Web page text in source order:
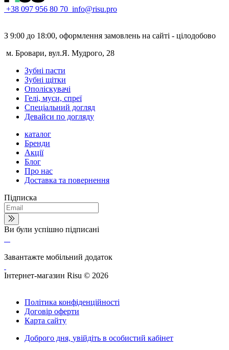
+38 097 956 80 70 info@risu.pro
З 9:00 до 18:00, оформлення замовлень на сайті - цілодобово
м. Бровари, вул.Я. Мудрого, 28
Зубні пасти
Зубні щітки
Ополіскувачі
Гелі, муси, спреї
Спеціальний догляд
Девайси по догляду
каталог
Бренди
Акції
Блог
Про нас
Доставка та повернення
Підписка
Ви були успішно підписані
Завантажте мобільний додаток
Інтернет-магазин Risu © 2026
Політика конфіденційності
Договір оферти
Карта сайту
Доброго дня, увійдіть в особистий кабінет